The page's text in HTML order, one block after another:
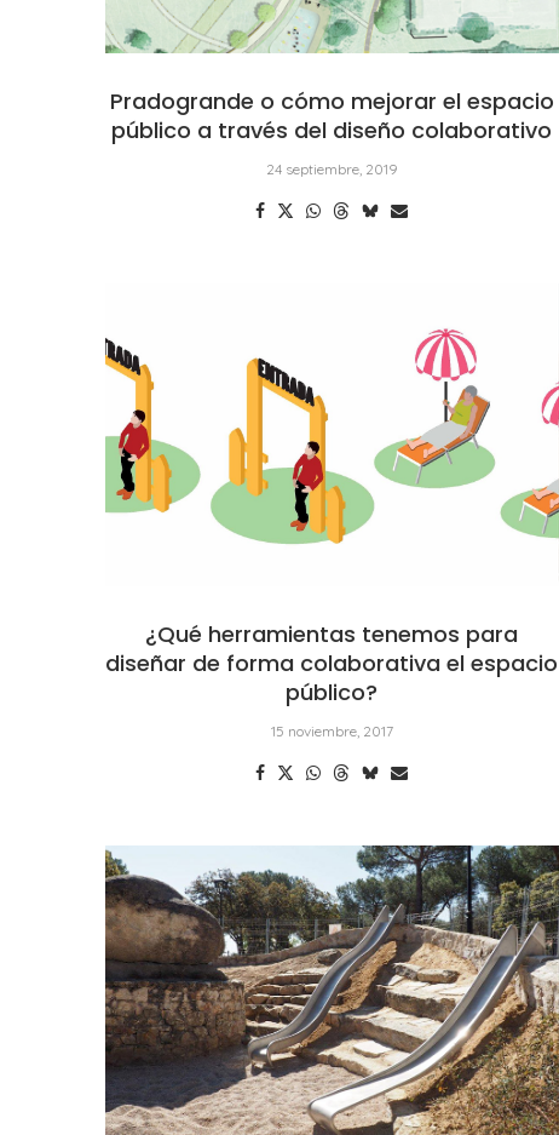
Pradogrande o cómo mejorar el espacio
público a través del diseño colaborativo
24 septiembre, 2019
¿Qué herramientas tenemos para
diseñar de forma colaborativa el espacio
público?
15 noviembre, 2017